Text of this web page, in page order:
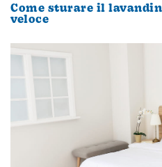
Come sturare il
veloce